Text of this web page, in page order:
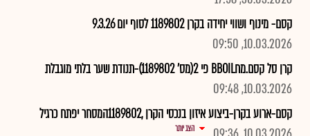
קסם- מינוף ושווי יחידה בקרן 1189802 לסוף יום 9.3.26
10.03.2026, 09:50
קרן סל קסם.מחBBOIL פי 2(מס' 1189802)-תנודת שער בלתי מוגבלת
10.03.2026, 09:48
קסם-ארוע בקרן-ביצוע איזון בנכסי הקרן ,1189802המסחר יפתח כרגיל
הצג יותר